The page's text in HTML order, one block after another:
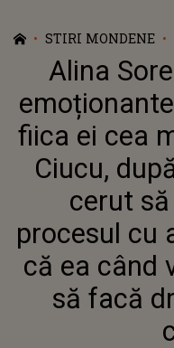
STIRI MONDENE
Alina
fiica ei cea
Ciucu,
cerut
procesul cu
că ea când
să facă